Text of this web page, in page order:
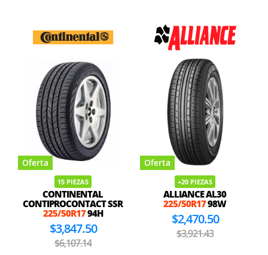
Oferta
15 PIEZAS
CONTINENTAL
CONTIPROCONTACT SSR
225/50R1794H
$3,847.50
$6,107.14
Oferta
+20 PIEZAS
ALLIANCE AL30
225/50R1798W
$2,470.50
$3,921.43